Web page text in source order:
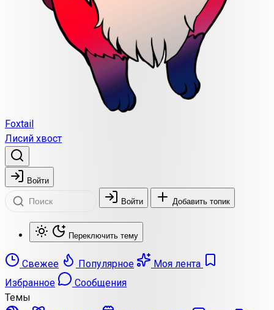
Foxtail
Лисий хвост
Войти
Войти Добавить топик
Переключить тему
Свежее Популярное
Моя лента
Избранное
Сообщения
Темы